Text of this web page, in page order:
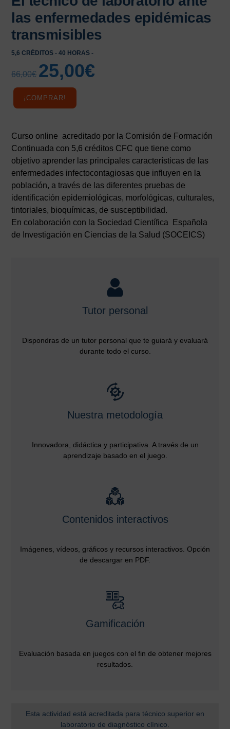
las enfermedades epidémicas
transmisibles
5,6 CRÉDITOS - 40 HORAS -
66,00€
El
precio
25,00€
¡COMPRAR!
Curso online acreditado por la Comisión de Formación
Continuada con 5,6 créditos CFC que tiene como
objetivo aprender las principales características de las
enfermedades infectocontagiosas que influyen en la
población, a través de las diferentes pruebas de
identificación epidemiológicas, morfológicas, culturales,
tintoriales, bioquímicas, de susceptibilidad.
En colaboración con la Sociedad Científica Española
de Investigación en Ciencias de la Salud (SOCEICS)
Tutor personal
Dispondras de un tutor personal que te guiará y evaluará
durante todo el curso.
Nuestra metodología
Innovadora, didáctica y participativa. A través de un
aprendizaje basado en el juego.
Contenidos interactivos
Imágenes, vídeos, gráficos y recursos interactivos. Opción
de descargar en PDF.
Gamificación
Evaluación basada en juegos con el fin de obtener mejores
resultados.
Esta actividad está acreditada para técnico superior en
laboratorio de diagnóstico clínico.